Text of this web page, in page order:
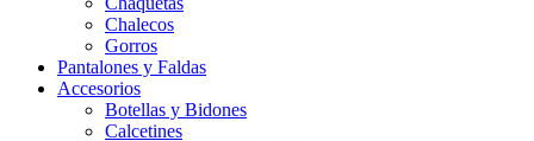
Chalecos
Gorros
Pantalones y Faldas
Accesorios
Botellas y Bidones
Calcetines